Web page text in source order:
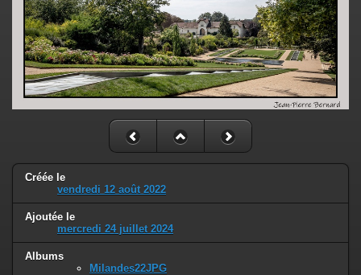
Créée le
vendredi 12 août 2022
Ajoutée le
mercredi 24 juillet 2024
Albums
Milandes22JPG